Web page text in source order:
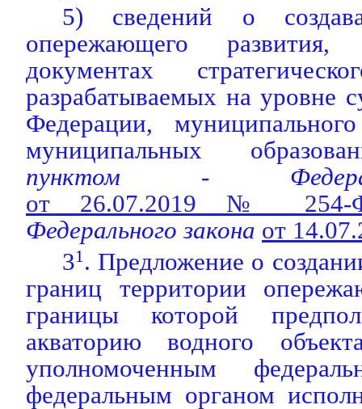
5) сведений о
опережающего
документах
разрабатываемых на уровне
Федерации,
муниципальных
пунктом -
от 26.07.2019 № 254-
Федерального закона от
31 . Предложение о
границ территории
границы которой
акваторию водного
уполномоченным
федеральным органом